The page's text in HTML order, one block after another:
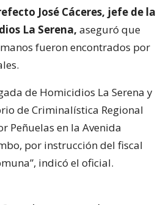
José Cáceres, jefe de la
La Serena, aseguró que
fueron encontrados por
de Homicidios La Serena y
de Criminalística Regional
Peñuelas en la Avenida
por instrucción del fiscal
indicó el oficial.